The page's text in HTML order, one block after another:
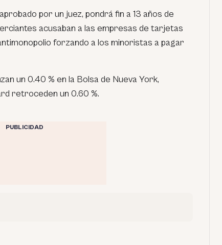
por un juez, pondrá fin a 13 años de
acusaban a las empresas de tarjetas
forzando a los minoristas a pagar
un 0.40 % en la Bolsa de Nueva York,
retroceden un 0.60 %.
PUBLICIDAD